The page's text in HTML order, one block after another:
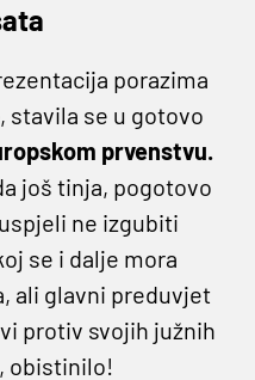
porazima
, stavila se u gotovo
prvenstvu.
još tinja, pogotovo
uspjeli ne izgubiti
se i dalje mora
ali glavni preduvjet
protiv svojih južnih
obistinilo!